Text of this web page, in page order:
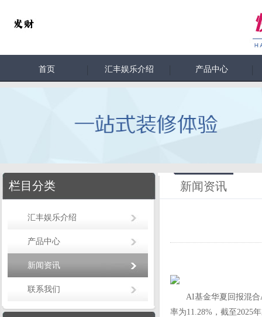
首页 汇丰娱乐介绍 产品中心
栏目分类
汇丰娱乐介绍
产品中心
新闻资讯
联系我们
新闻资讯
AI基金华夏回报混合A
率为11.28%，截至2025